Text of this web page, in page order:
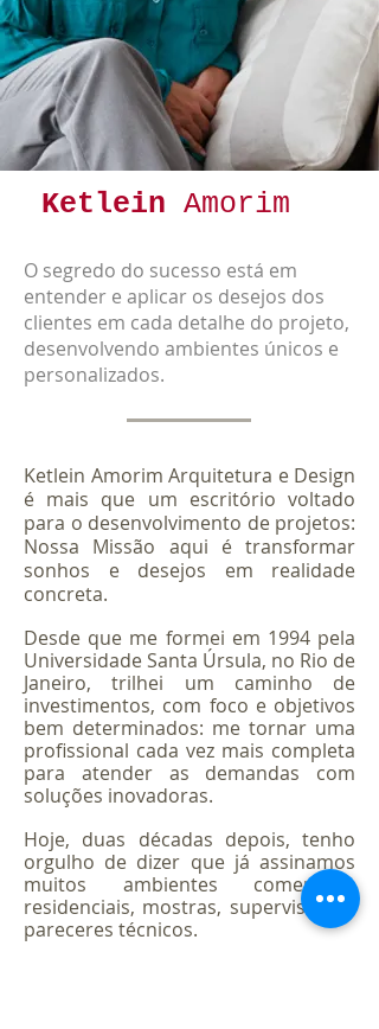
Ketlein Amorim
O segredo do sucesso está em
entender e aplicar os desejos dos
clientes em cada detalhe do projeto,
desenvolvendo ambientes únicos e
personalizados.
Ketlein Amorim Arquitetura e Design
é mais que um escritório voltado
para o desenvolvimento de projetos:
Nossa Missão aqui é transformar
sonhos e desejos em realidade
concreta.
Desde que me formei em 1994 pela
Universidade Santa Úrsula, no Rio de
Janeiro, trilhei um caminho de
investimentos, com foco e objetivos
bem determinados: me tornar uma
profissional cada vez mais completa
para atender as demandas com
soluções inovadoras.
Hoje, duas décadas depois, tenho
orgulho de dizer que já assinamos
muitos ambientes comerciais,
residenciais, mostras, supervisões e
pareceres técnicos.